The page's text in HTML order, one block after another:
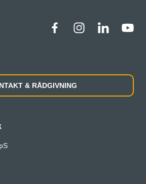
& RÅDGIVNING